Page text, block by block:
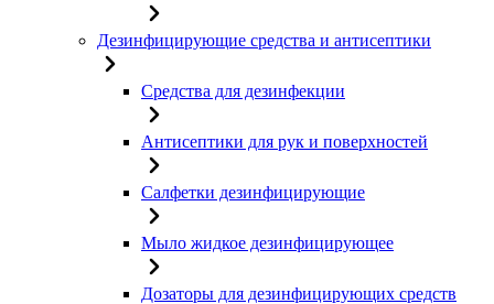
Дезинфицирующие средства и антисептики
Средства для дезинфекции
Антисептики для рук и поверхностей
Салфетки дезинфицирующие
Мыло жидкое дезинфицирующее
Дозаторы для дезинфицирующих средств